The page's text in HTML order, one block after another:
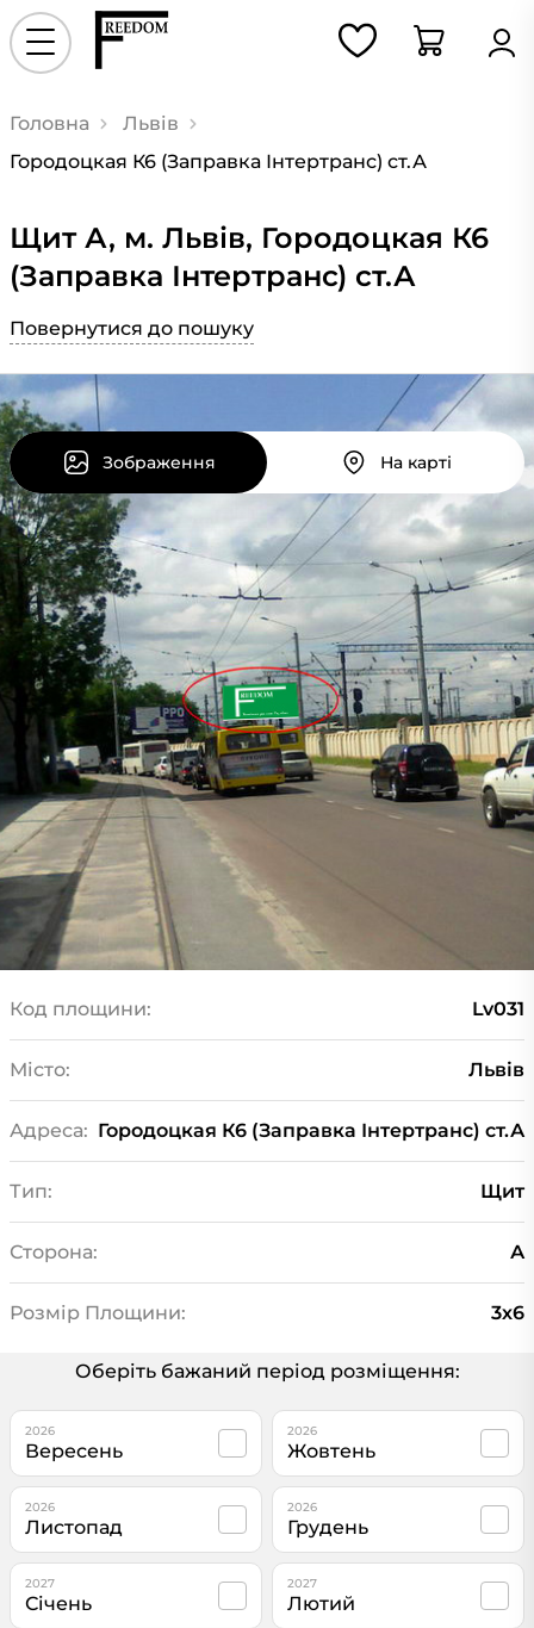
Головна
Львів
Городоцкая К6 (Заправка Інтертранс) ст.А
Щит А, м. Львів, Городоцкая К6
(Заправка Інтертранс) ст.А
Повернутися до пошуку
Зображення На карті
Код площини: Lv031
Місто: Львів
Адреса: Городоцкая К6 (Заправка Інтертранс) ст.А
Тип: Щит
Сторона: А
Розмір Площини: 3х6
Оберіть бажаний період розміщення:
2026
Вересень
2026
Жовтень
2026
Листопад
2026
Грудень
2027
Січень
2027
Лютий